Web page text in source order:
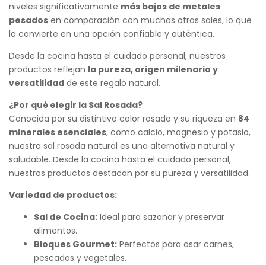
niveles significativamente más bajos de metales
pesados en comparación con muchas otras sales, lo que
la convierte en una opción confiable y auténtica.
Desde la cocina hasta el cuidado personal, nuestros
productos reflejan la pureza, origen milenario y
versatilidad de este regalo natural.
¿Por qué elegir la Sal Rosada?
Conocida por su distintivo color rosado y su riqueza en 84
minerales esenciales, como calcio, magnesio y potasio,
nuestra sal rosada natural es una alternativa natural y
saludable. Desde la cocina hasta el cuidado personal,
nuestros productos destacan por su pureza y versatilidad.
Variedad de productos:
Sal de Cocina: Ideal para sazonar y preservar
alimentos.
Bloques Gourmet: Perfectos para asar carnes,
pescados y vegetales.